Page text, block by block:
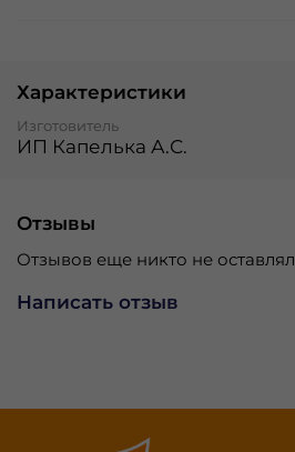
Характеристики
Изготовитель
ИП Капелька А.С.
Отзывы
Отзывов еще никто не оставлял
Написать отзыв